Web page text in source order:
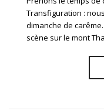
Transfiguration :
dimanche de
scène sur le mont